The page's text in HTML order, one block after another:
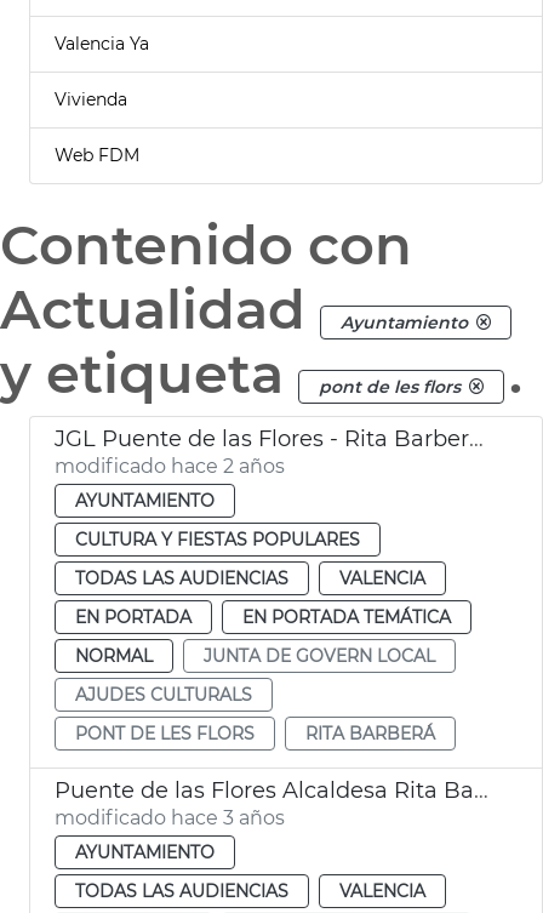
Valencia Ya
Vivienda
Web FDM
Contenido con
Actualidad
Ayuntamiento
y etiqueta pont de les flors .
JGL Puente de las Flores - Rita Barberá + subvenciones cultura
modificado hace 2 años
AYUNTAMIENTO
CULTURA Y FIESTAS POPULARES
TODAS LAS AUDIENCIAS
VALENCIA
EN PORTADA
EN PORTADA TEMÁTICA
NORMAL
JUNTA DE GOVERN LOCAL
AJUDES CULTURALS
PONT DE LES FLORS
RITA BARBERÁ
Puente de las Flores Alcaldesa Rita Barberá
modificado hace 3 años
AYUNTAMIENTO
TODAS LAS AUDIENCIAS
VALENCIA